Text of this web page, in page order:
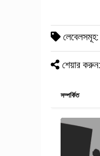
লেবেলসমূহ:
শেয়ার করুন:
সম্পর্কিত